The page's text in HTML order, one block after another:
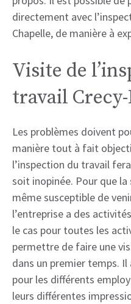
directement avec
Chapelle, de manière à
Visite de
travail
Les problèmes doivent
manière tout à fait
l’inspection du travail
soit inopinée. Pour que
même susceptible de
l’entreprise a des
le cas pour toutes les
permettre de faire une
dans un premier temps.
pour les différents
leurs différentes